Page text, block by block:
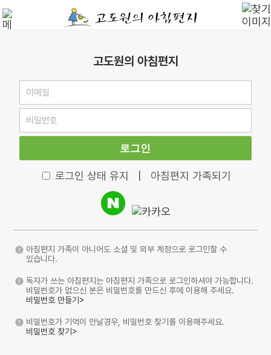
고도원의 아침편지
로그인
로그인 상태 유지 아침편지 가족되기
아침편지 가족이 아니어도 소셜 및 외부 계정으로 로그인할 수
있습니다.
독자가 쓰는 아침편지는 아침편지 가족으로 로그인하셔야 가능합니다.
비밀번호가 없으신 분은 비밀번호를 만드신 후에 이용해 주세요.
비밀번호 만들기>
비밀번호가 기억이 안날경우, 비밀번호 찾기를 이용해주세요.
비밀번호 찾기>